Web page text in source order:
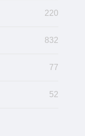
220
832
77
52